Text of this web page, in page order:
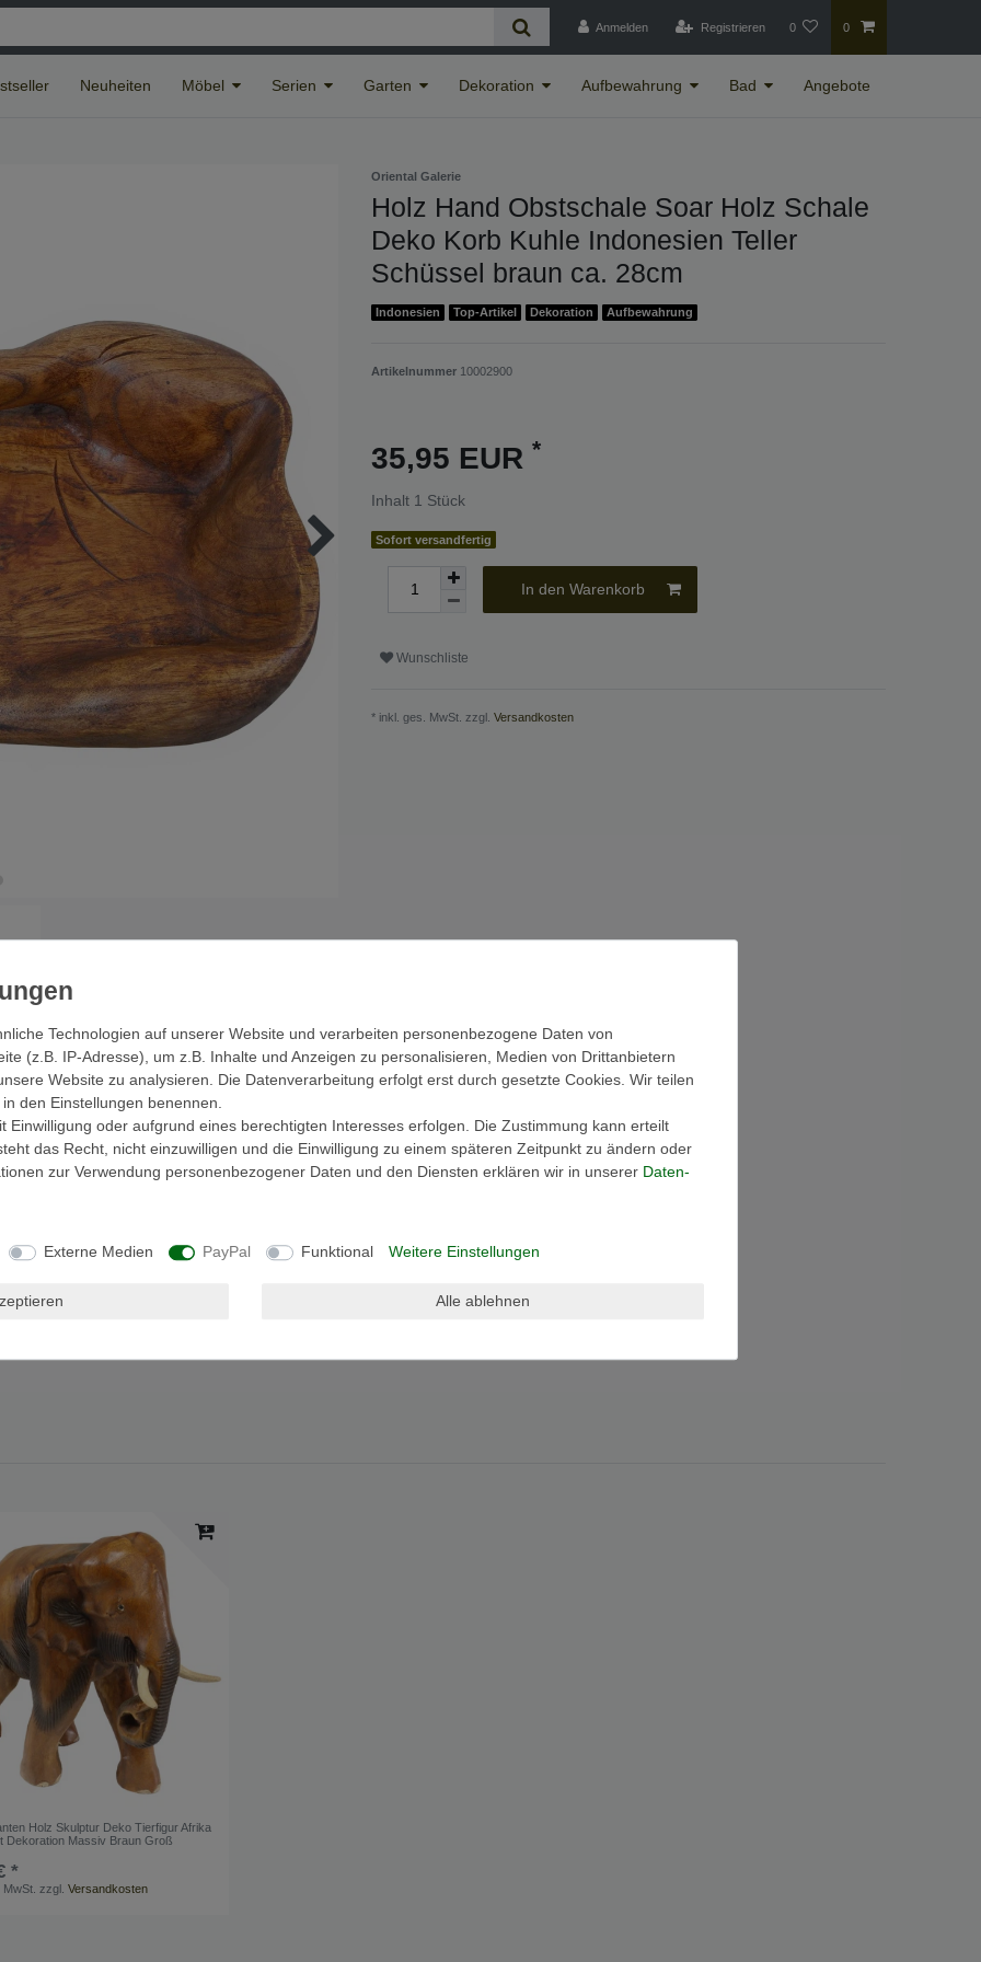
Anmelden Registrieren 0 0
Neuheiten Möbel Serien Garten Dekoration Aufbewahrung Bad Angebote
Oriental Galerie
Holz Hand Obstschale Soar Holz Schale
Deko Korb Kuhle Indonesien Teller
Schüssel braun ca. 28cm
Indonesien Top-Artikel Dekoration Aufbewahrung
Artikelnummer 10002900
35,95 EUR *
Inhalt 1 Stück
Sofort versandfertig
In den Warenkorb
Wunschliste
* inkl. ges. MwSt. zzgl. Versandkosten
EU-Verantwortlicher
Indonesien handfertigt und aufwendig poliert
Ihre Früchte oder Schlüssel ideal und
und 10-12cm hoch
bei der sowohl rechte, als auch linke
ein zufälliges Modell (rechts oder links).
Holz Skulptur Deko Tierfigur Afrika
Dekoration Massiv Braun Groß
*
zzgl.Versandkosten
Technologien auf unserer Website und verarbeiten personenbezogene Daten von
(z.B. IP-Adresse), um z.B. Inhalte und Anzeigen zu personalisieren, Medien von Drittanbietern
Website zu analysieren. Die Datenverarbeitung erfolgt erst durch gesetzte Cookies. Wir teilen
den Einstellungen benennen.
Einwilligung oder aufgrund eines berechtigten Interesses erfolgen. Die Zustimmung kann erteilt
das Recht, nicht einzuwilligen und die Einwilligung zu einem späteren Zeitpunkt zu ändern oder
zur Verwendung personenbezogener Daten und den Diensten erklären wir in unserer Daten­
Externe Medien PayPal Funktional Weitere Einstellungen
Alle ablehnen